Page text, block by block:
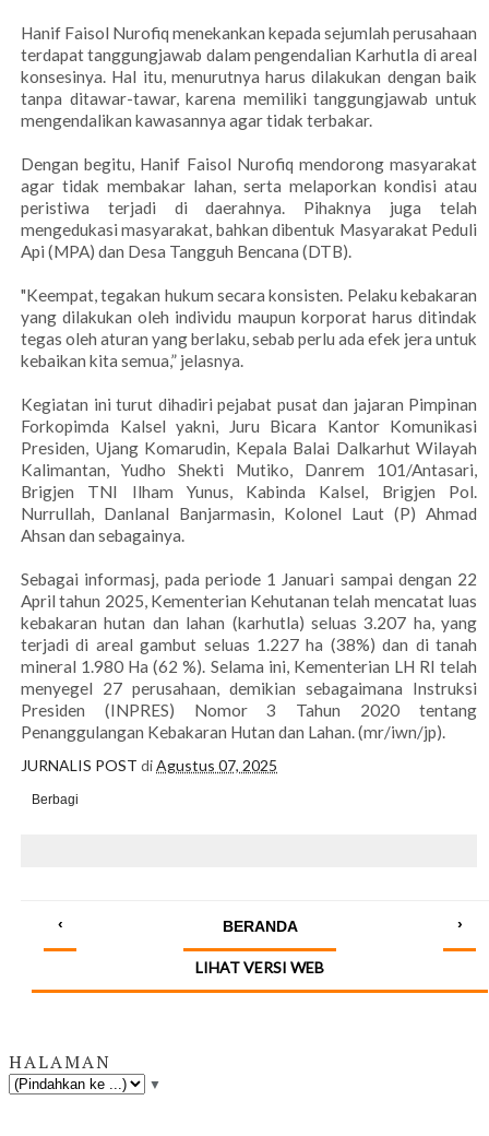
‎Hanif Faisol Nurofiq menekankan kepada sejumlah perusahaan
terdapat tanggungjawab dalam pengendalian Karhutla di areal
konsesinya. Hal itu, menurutnya harus dilakukan dengan baik
tanpa ditawar-tawar, karena memiliki tanggungjawab untuk
mengendalikan kawasannya agar tidak terbakar.
‎Dengan begitu, Hanif Faisol Nurofiq mendorong masyarakat
agar tidak membakar lahan, serta melaporkan kondisi atau
peristiwa terjadi di daerahnya. Pihaknya juga telah
mengedukasi masyarakat, bahkan dibentuk Masyarakat Peduli
Api (MPA) dan Desa Tangguh Bencana (DTB).
‎"Keempat, tegakan hukum secara konsisten. Pelaku kebakaran
yang dilakukan oleh individu maupun korporat harus ditindak
tegas oleh aturan yang berlaku, sebab perlu ada efek jera untuk
kebaikan kita semua,” jelasnya.
‎Kegiatan ini turut dihadiri pejabat pusat dan jajaran Pimpinan
Forkopimda Kalsel yakni, Juru Bicara Kantor Komunikasi
Presiden, Ujang Komarudin, Kepala Balai Dalkarhut Wilayah
Kalimantan, Yudho Shekti Mutiko, Danrem 101/Antasari,
Brigjen TNI Ilham Yunus, Kabinda Kalsel, Brigjen Pol.
Nurrullah, Danlanal Banjarmasin, Kolonel Laut (P) Ahmad
Ahsan dan sebagainya.
‎Sebagai informasj, pada periode 1 Januari sampai dengan 22
April tahun 2025, Kementerian Kehutanan telah mencatat luas
kebakaran hutan dan lahan (karhutla) seluas 3.207 ha, yang
terjadi di areal gambut seluas 1.227 ha (38%) dan di tanah
mineral 1.980 Ha (62 %). Selama ini, Kementerian LH RI telah
menyegel 27 perusahaan, demikian sebagaimana Instruksi
Presiden (INPRES) Nomor 3 Tahun 2020 tentang
Penanggulangan Kebakaran Hutan dan Lahan. (mr/iwn/jp).
JURNALIS POST diAgustus 07, 2025
Berbagi
‹ ›
BERANDA
LIHAT VERSI WEB
HALAMAN
▼